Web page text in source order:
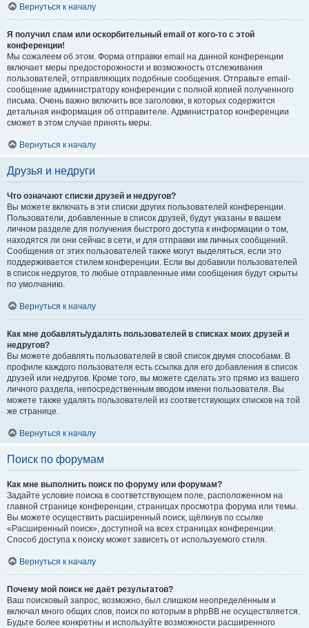
Вернуться к началу
Я получил спам или оскорбительный email от кого-то с этой
конференции!
Мы сожалеем об этом. Форма отправки email на данной конференции
включает меры предосторожности и возможность отслеживания
пользователей, отправляющих подобные сообщения. Отправьте email-
сообщение администратору конференции с полной копией полученного
письма. Очень важно включить все заголовки, в которых содержится
детальная информация об отправителе. Администратор конференции
сможет в этом случае принять меры.
Вернуться к началу
Друзья и недруги
Что означают списки друзей и недругов?
Вы можете включать в эти списки других пользователей конференции.
Пользователи, добавленные в список друзей, будут указаны в вашем
личном разделе для получения быстрого доступа к информации о том,
находятся ли они сейчас в сети, и для отправки им личных сообщений.
Сообщения от этих пользователей также могут выделяться, если это
поддерживается стилем конференции. Если вы добавили пользователей
в список недругов, то любые отправленные ими сообщения будут скрыты
по умолчанию.
Вернуться к началу
Как мне добавлять/удалять пользователей в списках моих друзей и
недругов?
Вы можете добавлять пользователей в свой список двумя способами. В
профиле каждого пользователя есть ссылка для его добавления в список
друзей или недругов. Кроме того, вы можете сделать это прямо из вашего
личного раздела, непосредственным вводом имени пользователя. Вы
можете также удалять пользователей из соответствующих списков на той
же странице.
Вернуться к началу
Поиск по форумам
Как мне выполнить поиск по форуму или форумам?
Задайте условие поиска в соответствующем поле, расположенном на
главной странице конференции, страницах просмотра форума или темы.
Вы можете осуществить расширенный поиск, щёлкнув по ссылке
«Расширенный поиск», доступной на всех страницах конференции.
Способ доступа к поиску может зависеть от используемого стиля.
Вернуться к началу
Почему мой поиск не даёт результатов?
Ваш поисковый запрос, возможно, был слишком неопределённым и
включал много общих слов, поиск по которым в phpBB не осуществляется.
Будьте более конкретны и используйте возможности расширенного